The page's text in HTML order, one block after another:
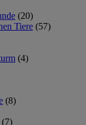
(20)
Tiere (57)
(4)
(8)
(7)